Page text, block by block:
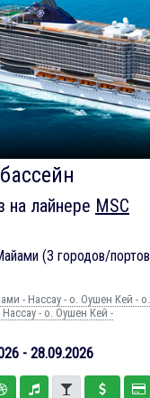
на лайнере MSC
(3 городов/портов
- Нассау - о. Оушен Кей - о.
- о. Оушен Кей -
- 28.09.2026